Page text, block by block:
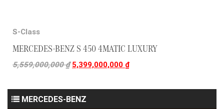
S-Class
MERCEDES-BENZ S 450 4MATIC LUXURY
5,559,000,000₫ 5,399,000,000 ₫
MERCEDES-BENZ